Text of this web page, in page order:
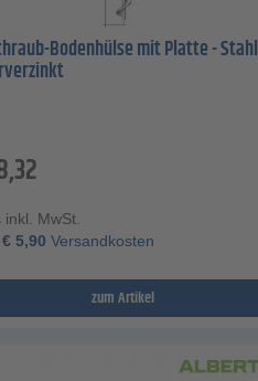
Bodenhülse mit Platte - Stahl
inkl. MwSt.
€ 5,90 Versandkosten
zum Artikel